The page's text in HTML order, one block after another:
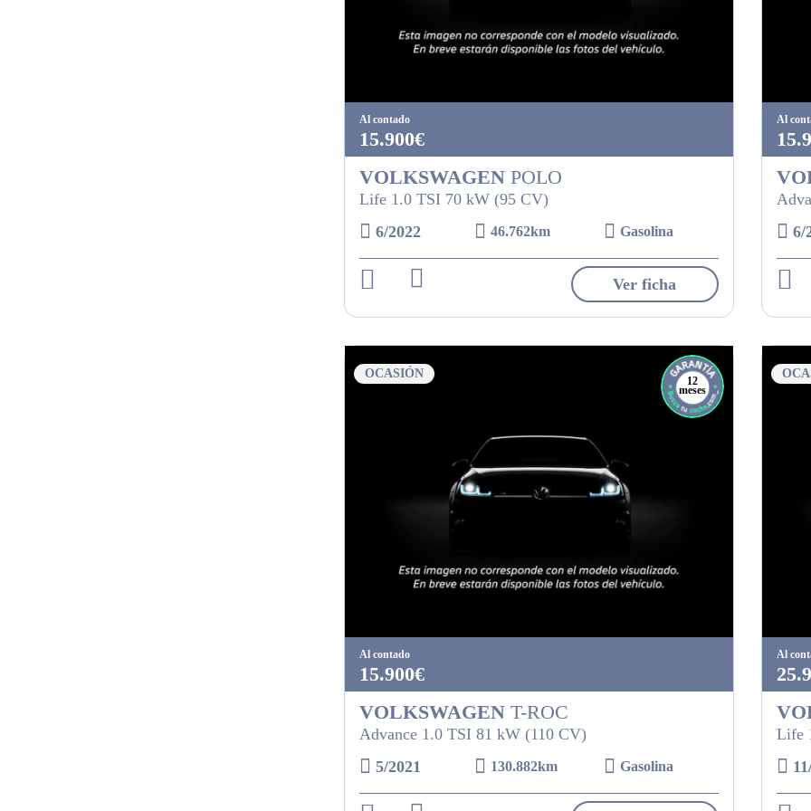
Al contado
15.900€
VOLKSWAGENPOLO
Life 1.0 TSI 70 kW (95 CV)
6/2022
46.762km Gasolina
Ver ficha
Al
6/
OCASIÓN
12
meses
Al contado
15.900€
VOLKSWAGENT-ROC
Advance 1.0 TSI 81 kW (110 CV)
5/2021
130.882km Gasolina
Al
Life